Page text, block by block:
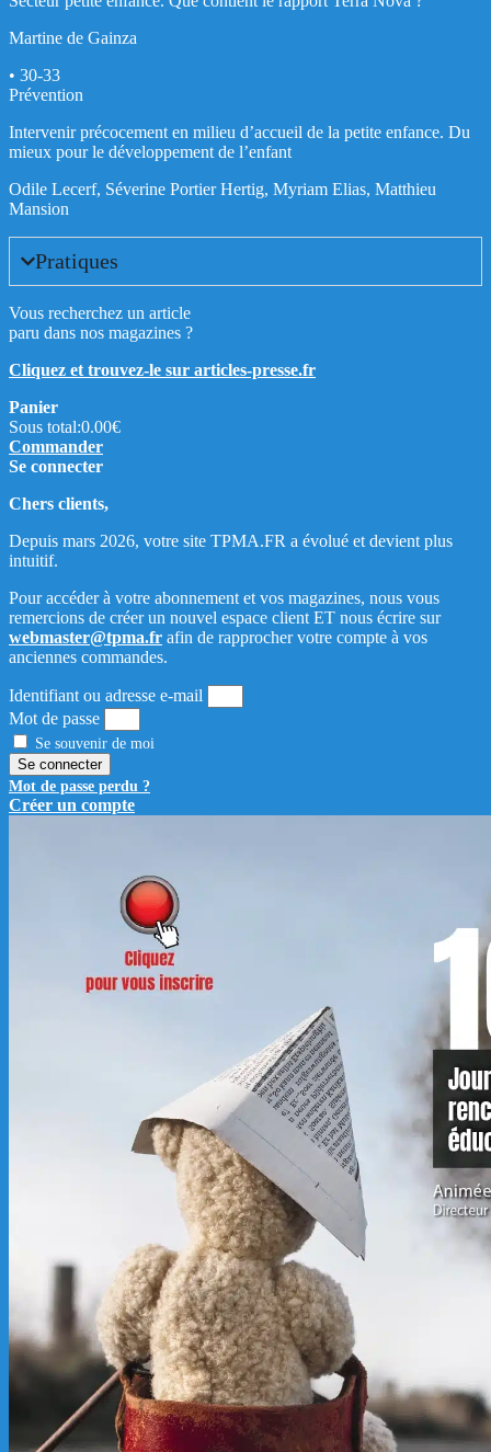
Martine de Gainza
• 30-33
Prévention
Intervenir précocement en milieu d’accueil de la petite enfance. Du
mieux pour le développement de l’enfant
Odile Lecerf, Séverine Portier Hertig, Myriam Elias, Matthieu
Mansion
Pratiques
Vous recherchez un article
paru dans nos magazines ?
Cliquez et trouvez-le sur articles-presse.fr
Panier
Sous total:0.00€
Commander
Se connecter
Chers clients,
Depuis mars 2026, votre site TPMA.FR a évolué et devient plus
intuitif.
Pour accéder à votre abonnement et vos magazines, nous vous
remercions de créer un nouvel espace client ET nous écrire sur
webmaster@tpma.fr afin de rapprocher votre compte à vos
anciennes commandes.
Identifiant ou adresse e-mail
Mot de passe
Se souvenir de moi
Se connecter
Mot de passe perdu ?
Créer un compte